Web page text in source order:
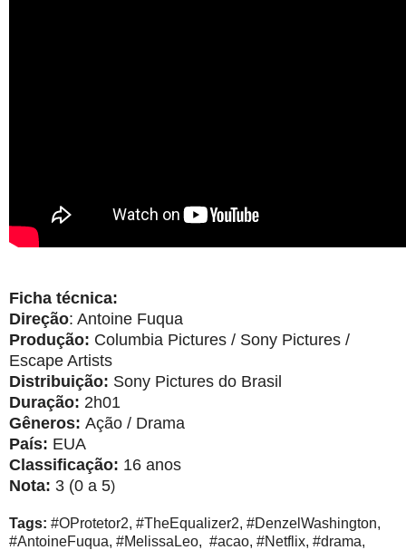
Ficha técnica:
Direção: Antoine Fuqua
Produção: Columbia Pictures / Sony Pictures /
Escape Artists
Distribuição: Sony Pictures do Brasil
Duração: 2h01
Gêneros: Ação / Drama
País: EUA
Classificação: 16 anos
Nota: 3 (0 a 5)
Tags: #OProtetor2, #TheEqualizer2, #DenzelWashington,
#AntoineFuqua, #MelissaLeo, #acao, #Netflix, #drama,